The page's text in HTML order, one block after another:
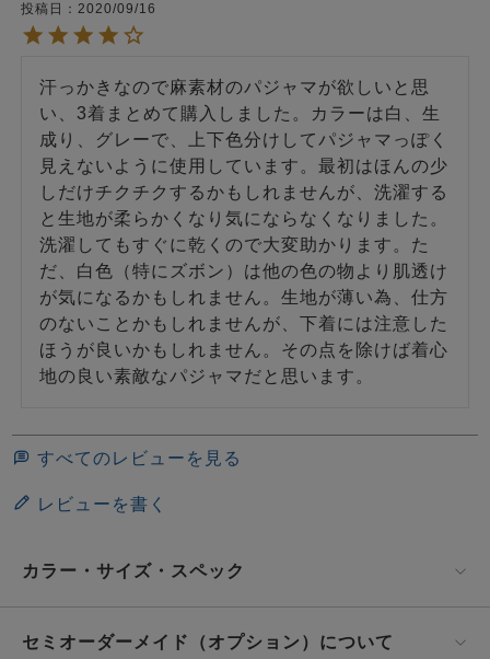
投稿日
2020/09/16
汗っかきなので麻素材のパジャマが欲しいと思
い、3着まとめて購入しました。カラーは白、生
成り、グレーで、上下色分けしてパジャマっぽく
見えないように使用しています。最初はほんの少
しだけチクチクするかもしれませんが、洗濯する
と生地が柔らかくなり気にならなくなりました。
洗濯してもすぐに乾くので大変助かります。た
だ、白色（特にズボン）は他の色の物より肌透け
が気になるかもしれません。生地が薄い為、仕方
のないことかもしれませんが、下着には注意した
ほうが良いかもしれません。その点を除けば着心
地の良い素敵なパジャマだと思います。
すべてのレビューを見る
レビューを書く
カラー・サイズ・スペック
セミオーダーメイド（オプション）について